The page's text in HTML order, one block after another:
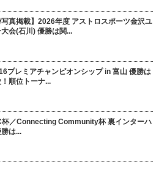
真掲載】2026年度 アストロスポーツ金沢ユ
会(石川) 優勝は関...
プレミアチャンピオンシップ in 富山 優勝は
順位トーナ...
杯／Connecting Community杯 裏インターハ
は...